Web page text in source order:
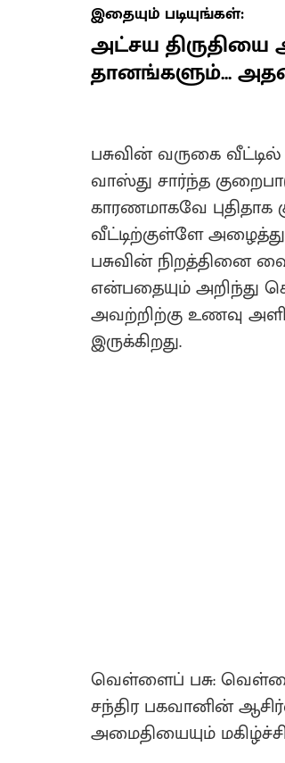
இதையும் படியுங்கள்:
அட்சய
தானங்களும்...
பசுவின் வருகை
வாஸ்து சார்ந்த
காரணமாகவே புதிதாக
வீட்டிற்குள்ளே
பசுவின் நிறத்தினை
என்பதையும் அறிந்து
அவற்றிற்கு உணவு
இருக்கிறது.
வெள்ளைப் பசு:
சந்திர பகவானின்
அமைதியையும்